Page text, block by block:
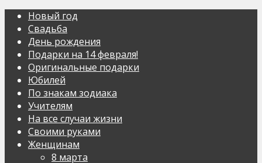
Новый год
Свадьба
День рождения
Подарки на 14 февраля!
Оригинальные подарки
Юбилей
По знакам зодиака
Учителям
На все случаи жизни
Своими руками
Женщинам
8 марта